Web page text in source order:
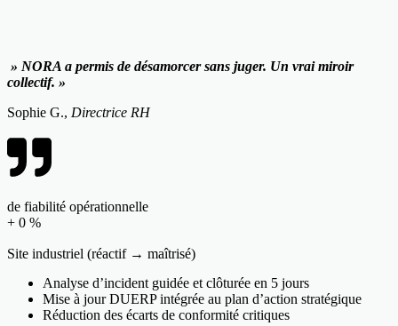
» NORA a permis de désamorcer sans juger. Un vrai miroir
collectif. »
Sophie G., Directrice RH
de fiabilité opérationnelle
+ 0 %
Site industriel (réactif → maîtrisé)
Analyse d’incident guidée et clôturée en 5 jours
Mise à jour DUERP intégrée au plan d’action stratégique
Réduction des écarts de conformité critiques